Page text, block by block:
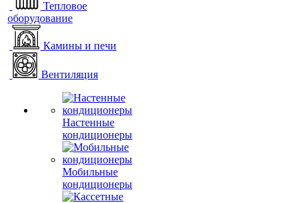
Тепловое
оборудование
Камины и печи
Вентиляция
Настенные
кондиционеры
Мобильные
кондиционеры